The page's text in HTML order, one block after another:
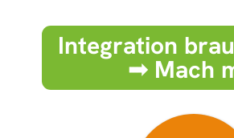
Integration
➟ Mach